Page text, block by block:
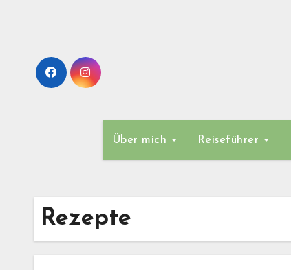
Über mich Reiseführer
Rezepte